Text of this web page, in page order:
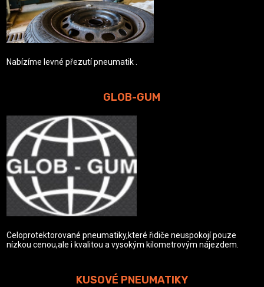
Nabízíme levné přezutí pneumatik .
GLOB-GUM
Celoprotektorované pneumatiky,které řidiče neuspokojí pouze
nízkou cenou,ale i kvalitou a vysokým kilometrovým nájezdem.
KUSOVÉ PNEUMATIKY